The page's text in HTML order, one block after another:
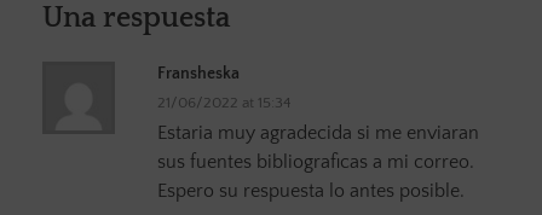
Una respuesta
Fransheska
21/06/2022 at 15:34
Estaria muy agradecida si me enviaran
sus fuentes bibliograficas a mi correo.
Espero su respuesta lo antes posible.